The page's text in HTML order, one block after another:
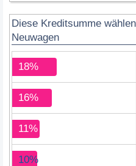
Diese Kreditsumme
Neuwagen
18%
16%
11%
10%